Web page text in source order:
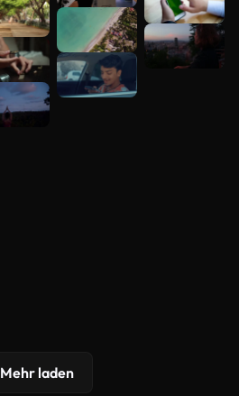
Mehr laden